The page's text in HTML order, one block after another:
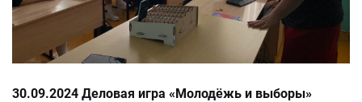
30.09.2024 Деловая игра «Молодёжь и выборы»